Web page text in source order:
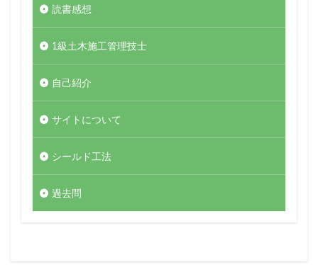
読書感想
1級土木施工管理技士
自己紹介
サイトについて
シールド工法
過去問